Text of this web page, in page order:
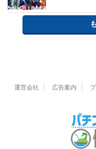
運営会社 広告案内